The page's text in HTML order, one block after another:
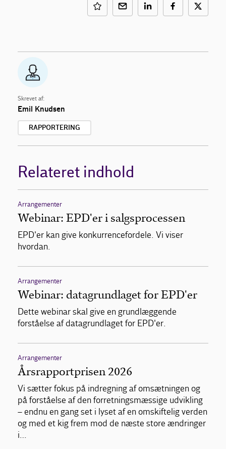
Skrevet af:
Emil Knudsen
RAPPORTERING
Relateret indhold
Arrangementer
Webinar: EPD'er i salgsprocessen
EPD'er kan give konkurrencefordele. Vi viser
hvordan.
Arrangementer
Webinar: datagrundlaget for EPD'er
Dette webinar skal give en grundlæggende
forståelse af datagrundlaget for EPD'er.
Arrangementer
Årsrapportprisen 2026
Vi sætter fokus på indregning af omsætningen og
på forståelse af den forretningsmæssige udvikling
– endnu en gang set i lyset af en omskiftelig verden
og med et kig frem mod de næste store ændringer
i…